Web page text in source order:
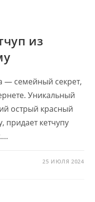
из
— семейный секрет,
Уникальный
острый красный
придает кетчупу
25 ИЮЛЯ 2024